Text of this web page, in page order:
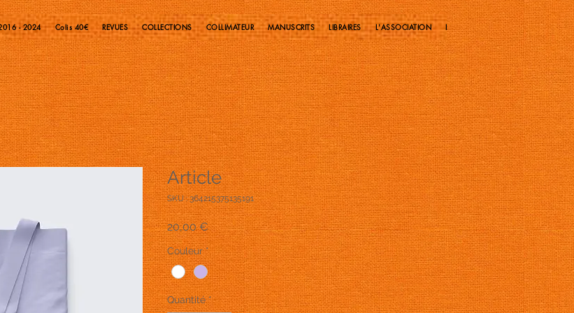
- 2024 Colis 40€ REVUES COLLECTIONS COLLIMATEUR MANUSCRITS LIBRAIRES L'ASSOCIATION LE HUBLOT
Article
SKU : 364215375135191
20,00 €Prix
Couleur *
Quantité *